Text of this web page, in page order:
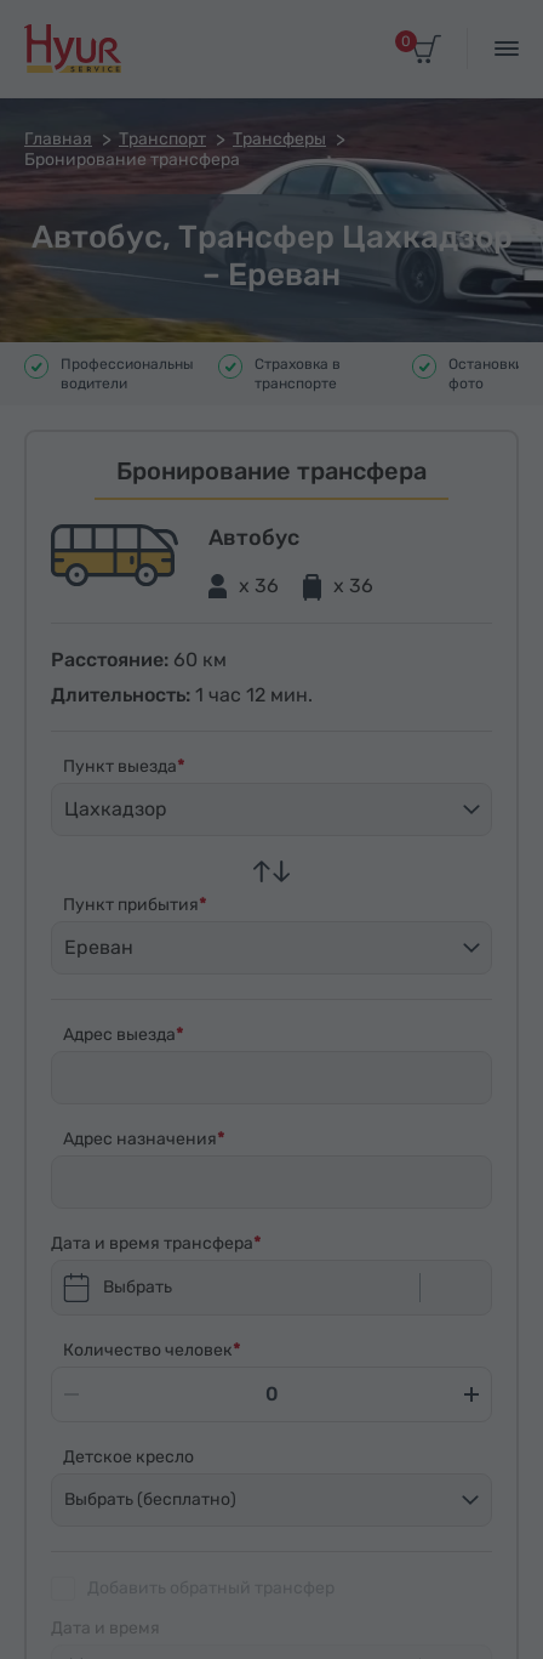
0
Главная Транспорт
Трансферы
Бронирование трансфера
Автобус, Трансфер Цахкадзор
– Ереван
Профессиональные
водители
Страховка в
транспорте
Остановки
фото
Бронирование трансфера
Автобус
x 36 x 36
Расстояние: 60 км
Длительность: 1 час 12 мин.
Пункт выезда
Цахкадзор
Пункт прибытия
Ереван
Адрес выезда
Адрес назначения
Дата и время трансфера
Выбрать
Количество человек
Детское кресло
Выбрать (бесплатно)
Дата и время